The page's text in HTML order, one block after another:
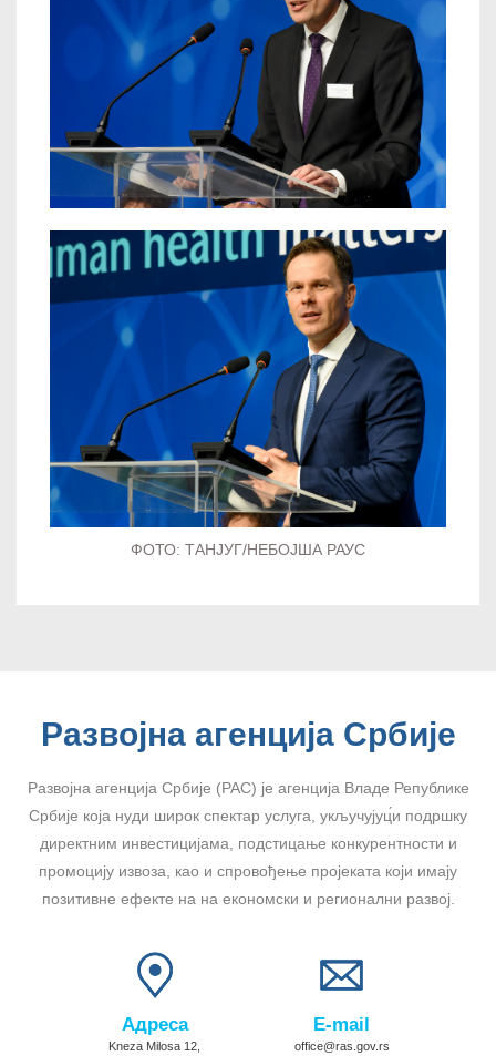
ФОТО: ТАНЈУГ/НЕБОЈША РАУС
Развојна агенција Србије
Развојна агенција Србије (РАС) је агенција Владе Републике
Србије која нуди широк спектар услуга, укључујуц́и подршку
директним инвестицијама, подстицање конкурентности и
промоцију извоза, као и спровођење пројеката који имају
позитивне ефекте на на економски и регионални развој.
Адреса
Kneza Milosa 12,
E-mail
office@ras.gov.rs